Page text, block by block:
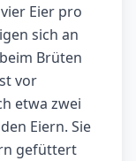
Eier pro
sich an
Brüten
vor
etwa zwei
Eiern. Sie
gefüttert